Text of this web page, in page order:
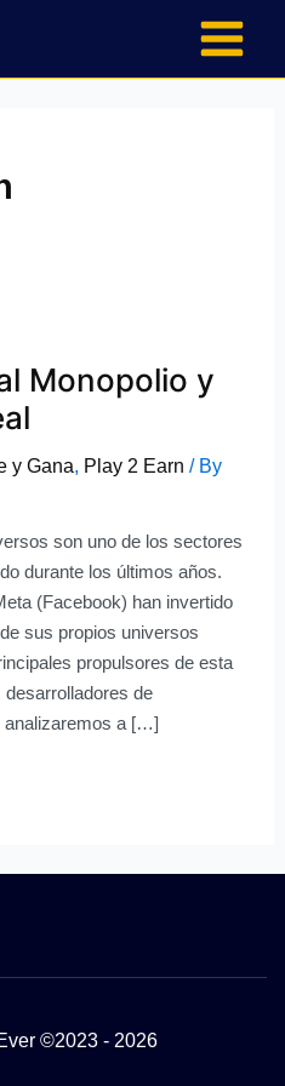
Monopolio y
y Gana, Play 2 Earn / By
son uno de los sectores
durante los últimos años.
(Facebook) han invertido
sus propios universos
propulsores de esta
desarrolladores de
analizaremos a […]
©2023 - 2026